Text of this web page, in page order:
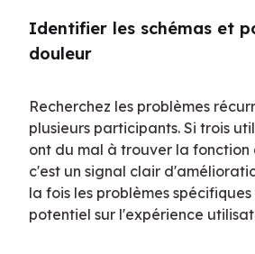
Identifier les schémas et
douleur
Recherchez les problèmes
plusieurs participants. Si trois
ont du mal à trouver la fonction
c'est un signal clair
la fois les problèmes
potentiel sur l'expérience